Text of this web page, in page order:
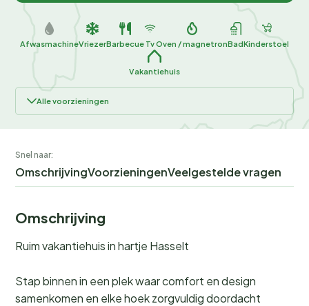
AfwasmachineVriezerBarbecue TvOven / magnetronBadKinderstoel
Vakantiehuis
Alle voorzieningen
Snel naar:
OmschrijvingVoorzieningenVeelgestelde vragen
Omschrijving
Ruim vakantiehuis in hartje Hasselt
Stap binnen in een plek waar comfort en design
samenkomen en elke hoek zorgvuldig doordacht